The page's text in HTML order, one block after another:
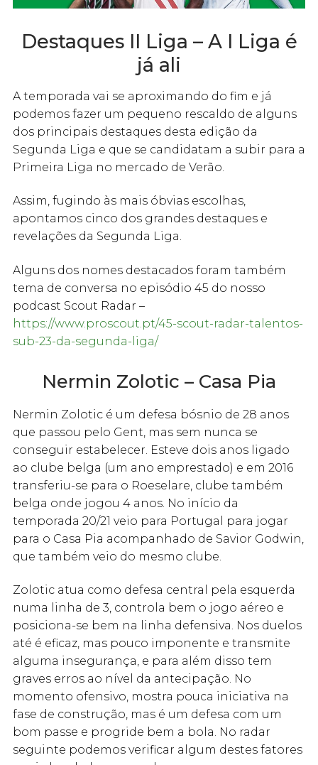
Destaques II Liga – A I Liga é
já ali
A temporada vai se aproximando do fim e já
podemos fazer um pequeno rescaldo de alguns
dos principais destaques desta edição da
Segunda Liga e que se candidatam a subir para a
Primeira Liga no mercado de Verão.
Assim, fugindo às mais óbvias escolhas,
apontamos cinco dos grandes destaques e
revelações da Segunda Liga.
Alguns dos nomes destacados foram também
tema de conversa no episódio 45 do nosso
podcast Scout Radar –
https://www.proscout.pt/45-scout-radar-talentos-
sub-23-da-segunda-liga/
Nermin Zolotic – Casa Pia
Nermin Zolotic é um defesa bósnio de 28 anos
que passou pelo Gent, mas sem nunca se
conseguir estabelecer. Esteve dois anos ligado
ao clube belga (um ano emprestado) e em 2016
transferiu-se para o Roeselare, clube também
belga onde jogou 4 anos. No início da
temporada 20/21 veio para Portugal para jogar
para o Casa Pia acompanhado de Savior Godwin,
que também veio do mesmo clube.
Zolotic atua como defesa central pela esquerda
numa linha de 3, controla bem o jogo aéreo e
posiciona-se bem na linha defensiva. Nos duelos
até é eficaz, mas pouco imponente e transmite
alguma insegurança, e para além disso tem
graves erros ao nível da antecipação. No
momento ofensivo, mostra pouca iniciativa na
fase de construção, mas é um defesa com um
bom passe e progride bem a bola. No radar
seguinte podemos verificar algum destes fatores